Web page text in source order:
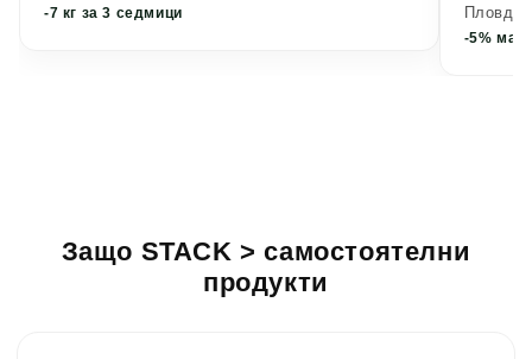
-7 кг за 3 седмици
Пловдив
-5%
Защо STACK > самостоятелни
продукти